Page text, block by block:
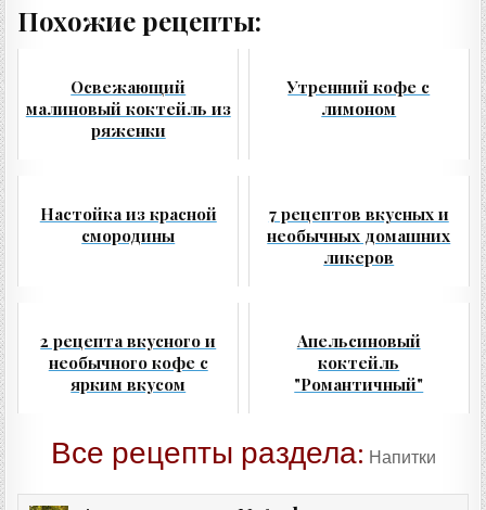
Похожие рецепты:
Освежающий
малиновый коктейль из
ряженки
Утренний кофе с
лимоном
Настойка из красной
смородины
7 рецептов вкусных и
необычных домашних
ликеров
2 рецепта вкусного и
необычного кофе с
ярким вкусом
Апельсиновый
коктейль
"Романтичный"
Все рецепты раздела: Напитки